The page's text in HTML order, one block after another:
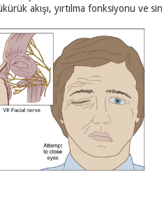
akışı, yırtılma fonksiyonu ve